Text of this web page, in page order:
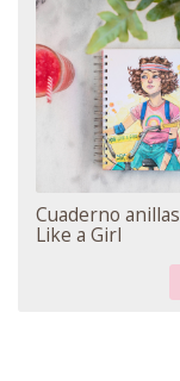
Cuaderno
Like a Girl